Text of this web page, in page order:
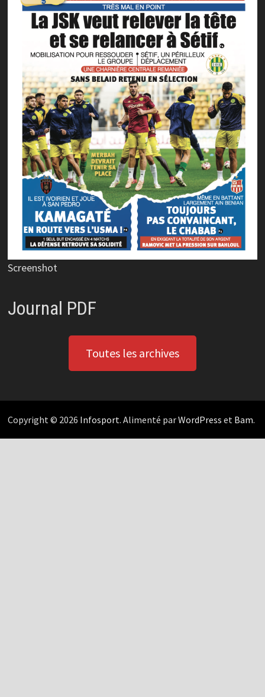
Screenshot
Journal PDF
Toutes les archives
Copyright © 2026 Infosport. Alimenté parWordPress et Bam.